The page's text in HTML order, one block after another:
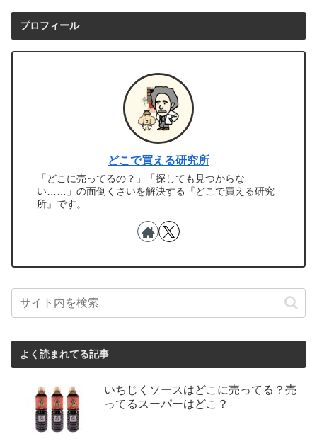
プロフィール
どこで買える研究所
「どこに売ってるの？」「探しても見つからな
い……」の面倒くさいを解決する『どこで買える研究
所』です。
よく読まれてる記事
いちじくソースはどこに売ってる？売
ってるスーパーはどこ？